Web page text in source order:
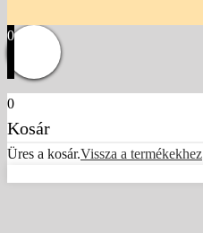
0
0
Kosár
Üres a kosár.Vissza a termékekhez